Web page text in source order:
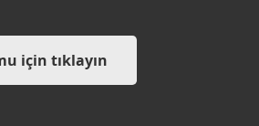
için tıklayın